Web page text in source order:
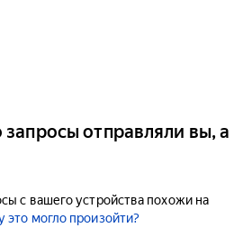
отправляли вы, а
с вашего устройства похожи на
это могло произойти?